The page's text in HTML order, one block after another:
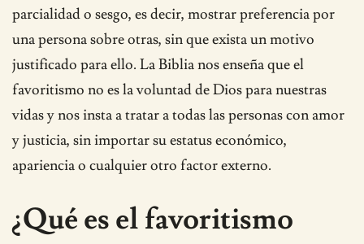
parcialidad o sesgo, es decir, mostrar preferencia por
una persona sobre otras, sin que exista un motivo
justificado para ello. La Biblia nos enseña que el
favoritismo no es la voluntad de Dios para nuestras
vidas y nos insta a tratar a todas las personas con amor
y justicia, sin importar su estatus económico,
apariencia o cualquier otro factor externo.
¿Qué es el favoritismo